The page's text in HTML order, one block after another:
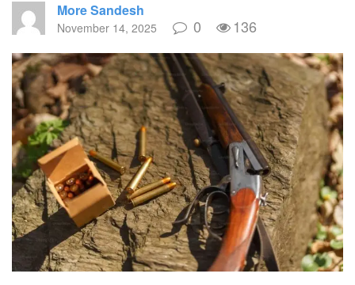
More Sandesh
November 14, 2025 0 136